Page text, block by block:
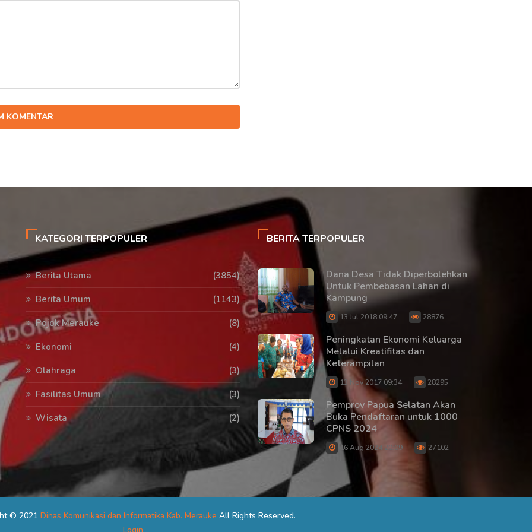
KOMENTAR
KATEGORI TERPOPULER
Berita Utama
(3854)
Berita Umum
(1143)
Pojok Merauke
(8)
Ekonomi
(4)
Olahraga
(3)
Fasilitas Umum
(3)
Wisata
(2)
BERITA TERPOPULER
Dana Desa Tidak Diperbolehkan
Untuk Pembebasan Lahan di
Kampung
13 Jul 2018 09:47 28876
Peningkatan Ekonomi Keluarga
Melalui Kreatifitas dan
Keterampilan
13 Nov 2017 09:34 28295
Pemprov Papua Selatan Akan
Buka Pendaftaran untuk 1000
CPNS 2024
16 Aug 2024 20:09 27102
© 2021 Dinas Komunikasi dan Informatika Kab. Merauke All Rights Reserved.
Login